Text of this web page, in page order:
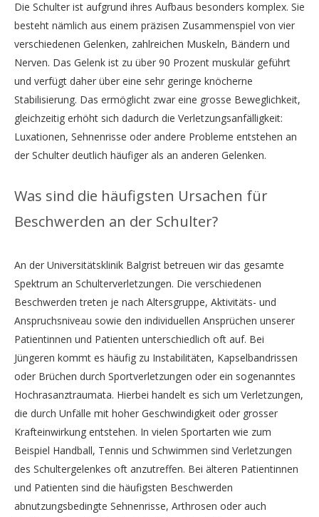
Die Schulter ist aufgrund ihres Aufbaus besonders komplex. Sie
besteht nämlich aus einem präzisen Zusammenspiel von vier
verschiedenen Gelenken, zahlreichen Muskeln, Bändern und
Nerven. Das Gelenk ist zu über 90 Prozent muskulär geführt
und verfügt daher über eine sehr geringe knöcherne
Stabilisierung. Das ermöglicht zwar eine grosse Beweglichkeit,
gleichzeitig erhöht sich dadurch die Verletzungsanfälligkeit:
Luxationen, Sehnenrisse oder andere Probleme entstehen an
der Schulter deutlich häufiger als an anderen Gelenken.
Was sind die häufigsten Ursachen für
Beschwerden an der Schulter?
An der Universitätsklinik Balgrist betreuen wir das gesamte
Spektrum an Schulterverletzungen. Die verschiedenen
Beschwerden treten je nach Altersgruppe, Aktivitäts- und
Anspruchsniveau sowie den individuellen Ansprüchen unserer
Patientinnen und Patienten unterschiedlich oft auf. Bei
Jüngeren kommt es häufig zu Instabilitäten, Kapselbandrissen
oder Brüchen durch Sportverletzungen oder ein sogenanntes
Hochrasanztraumata. Hierbei handelt es sich um Verletzungen,
die durch Unfälle mit hoher Geschwindigkeit oder grosser
Krafteinwirkung entstehen. In vielen Sportarten wie zum
Beispiel Handball, Tennis und Schwimmen sind Verletzungen
des Schultergelenkes oft anzutreffen. Bei älteren Patientinnen
und Patienten sind die häufigsten Beschwerden
abnutzungsbedingte Sehnenrisse, Arthrosen oder auch